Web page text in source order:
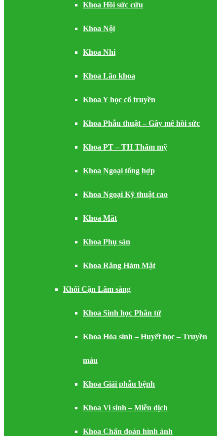
Khoa Hồi sức cứu
Khoa Nội
Khoa Nhi
Khoa Lão khoa
Khoa Y học cổ truyền
Khoa Phẫu thuật – Gây mê hồi sức
Khoa PT – TH Thẩm mỹ
Khoa Ngoại tổng hợp
Khoa Ngoại Kỹ thuật cao
Khoa Mắt
Khoa Phụ sản
Khoa Răng Hàm Mặt
Khối Cận Lâm sàng
Khoa Sinh học Phân tử
Khoa Hóa sinh – Huyết học – Truyền
máu
Khoa Giải phẫu bệnh
Khoa Vi sinh – Miễn dịch
Khoa Chẩn đoán hình ảnh